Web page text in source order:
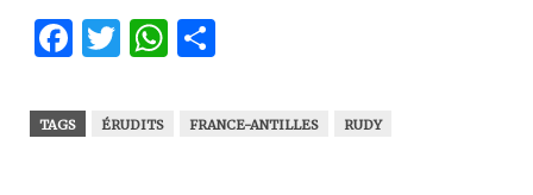
Facebook
Twitter
WhatsApp
TAGS ÉRUDITS FRANCE-ANTILLES RUDY